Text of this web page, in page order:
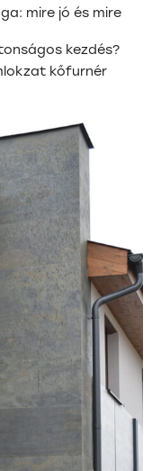
mire jó és mire
kezdés?
kőfurnér